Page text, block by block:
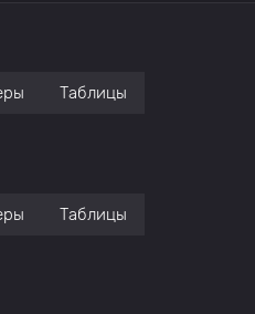
Таблицы
Таблицы